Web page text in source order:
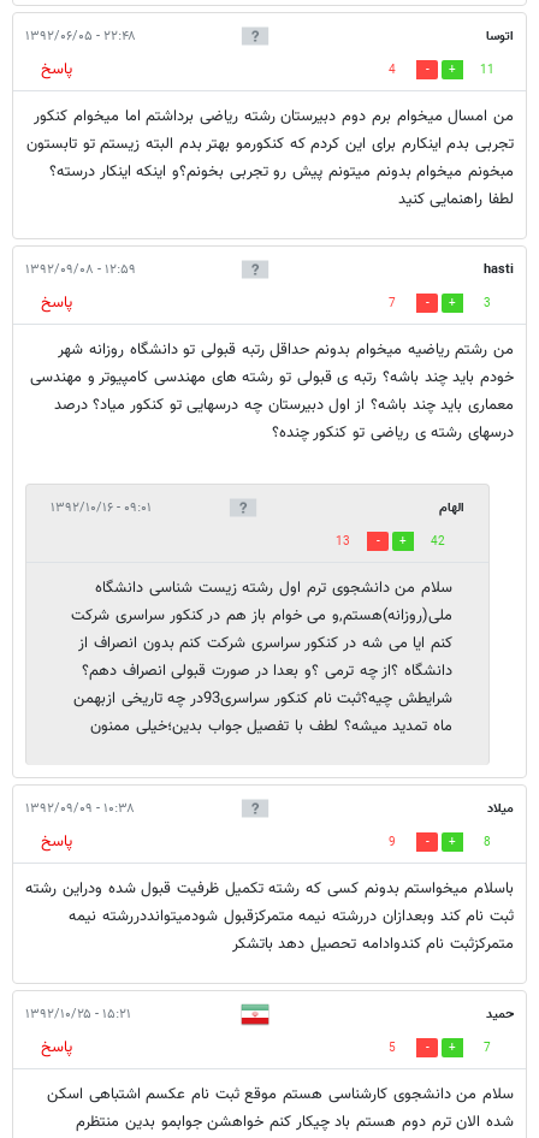
اتوسا ۲۲:۴۸ - ۱۳۹۲/۰۶/۰۵
11
4
پاسخ
من امسال میخوام برم دوم دبیرستان رشته ریاضی برداشتم اما میخوام کنکور
تجربی بدم اینکارم برای این کردم که کنکورمو بهتر بدم البته زیستم تو تابستون
مبخونم میخوام بدونم میتونم پیش رو تجربی بخونم؟و اینکه اینکار درسته؟
لطفا راهنمایی کنید
hasti ۱۲:۵۹ - ۱۳۹۲/۰۹/۰۸
3
7
پاسخ
من رشتم ریاضیه میخوام بدونم حداقل رتبه قبولی تو دانشگاه روزانه شهر
خودم باید چند باشه؟ رتبه ی قبولی تو رشته های مهندسی کامپیوتر و مهندسی
معماری باید چند باشه؟ از اول دبیرستان چه درسهایی تو کنکور میاد؟ درصد
درسهای رشته ی ریاضی تو کنکور چنده؟
الهام ۰۹:۰۱ - ۱۳۹۲/۱۰/۱۶
42
13
سلام من دانشجوی ترم اول رشته زیست شناسی دانشگاه
ملی(روزانه)هستم,و می خوام باز هم در کنکور سراسری شرکت
کنم ایا می شه در کنکور سراسری شرکت کنم بدون انصراف از
دانشگاه ؟از چه ترمی ؟و بعدا در صورت قبولی انصراف دهم؟
شرایطش چیه؟ثبت نام کنکور سراسری93در چه تاریخی ازبهمن
ماه تمدید میشه؟ لطف با تفصیل جواب بدین؛خیلی ممنون
میلاد ۱۰:۳۸ - ۱۳۹۲/۰۹/۰۹
8
9
پاسخ
باسلام میخواستم بدونم کسی که رشته تکمیل ظرفیت قبول شده ودراین رشته
ثبت نام کند وبعدازان دررشته نیمه متمرکزقبول شودمیتوانددررشته نیمه
متمرکزثبت نام کندوادامه تحصیل دهد باتشکر
حمید ۱۵:۲۱ - ۱۳۹۲/۱۰/۲۵
7
5
پاسخ
سلام من دانشجوی کارشناسی هستم موقع ثبت نام عکسم اشتباهی اسکن
شده الان ترم دوم هستم باد چیکار کنم خواهشن جوابمو بدین منتظرم